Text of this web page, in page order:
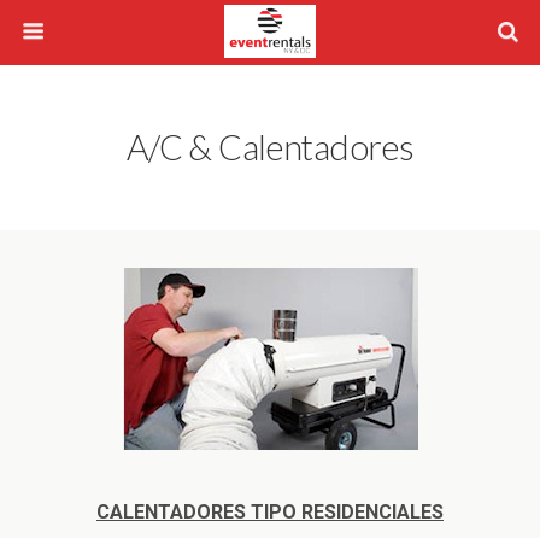
A/C & Calentadores
CALENTADORES TIPO RESIDENCIALES